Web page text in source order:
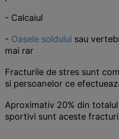
- Calcaiul
- Oasele soldului sau
mai rar
Fracturile de stres sunt
si persoanelor ce
Aproximativ 20% din
sportivi sunt aceste